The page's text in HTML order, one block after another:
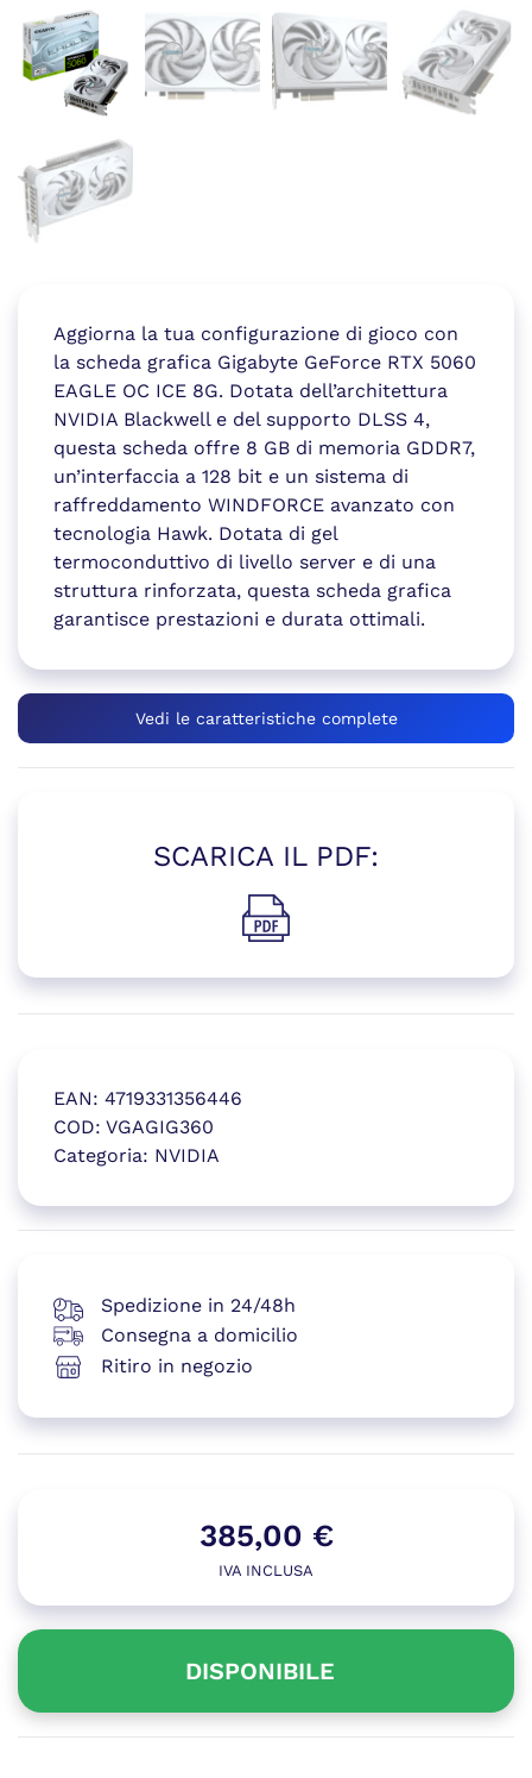
Aggiorna la tua configurazione di gioco con
la scheda grafica Gigabyte GeForce RTX 5060
EAGLE OC ICE 8G. Dotata dell’architettura
NVIDIA Blackwell e del supporto DLSS 4,
questa scheda offre 8 GB di memoria GDDR7,
un’interfaccia a 128 bit e un sistema di
raffreddamento WINDFORCE avanzato con
tecnologia Hawk. Dotata di gel
termoconduttivo di livello server e di una
struttura rinforzata, questa scheda grafica
garantisce prestazioni e durata ottimali.
Vedi le caratteristiche complete
EAN: 4719331356446
COD: VGAGIG360
Categoria: NVIDIA
SCARICA IL PDF:
(si apre in una nuova
385,00 €
IVA INCLUSA
DISPONIBILE
Spedizione in 24/48h
Consegna a domicilio
Ritiro in negozio